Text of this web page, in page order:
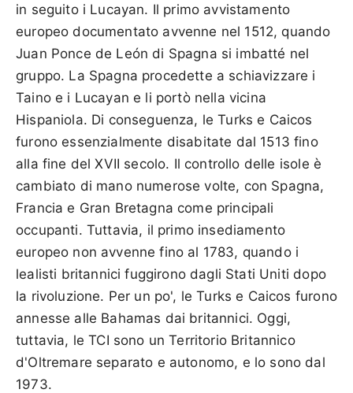
in seguito i Lucayan. Il primo avvistamento
europeo documentato avvenne nel 1512, quando
Juan Ponce de León di Spagna si imbatté nel
gruppo. La Spagna procedette a schiavizzare i
Taino e i Lucayan e li portò nella vicina
Hispaniola. Di conseguenza, le Turks e Caicos
furono essenzialmente disabitate dal 1513 fino
alla fine del XVII secolo. Il controllo delle isole è
cambiato di mano numerose volte, con Spagna,
Francia e Gran Bretagna come principali
occupanti. Tuttavia, il primo insediamento
europeo non avvenne fino al 1783, quando i
lealisti britannici fuggirono dagli Stati Uniti dopo
la rivoluzione. Per un po', le Turks e Caicos furono
annesse alle Bahamas dai britannici. Oggi,
tuttavia, le TCI sono un Territorio Britannico
d'Oltremare separato e autonomo, e lo sono dal
1973.